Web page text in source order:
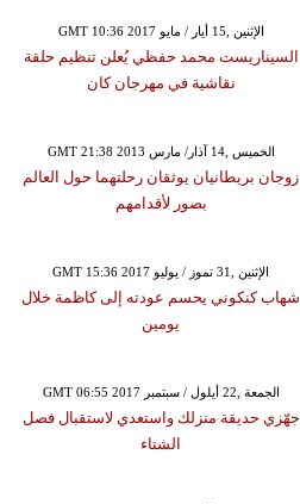
GMT 10:36 2017 الإثنين ,15 أيار / مايو
السيناريست محمد حفظي يُعلن تنظيم حلقة
نقاشية في مهرجان كان
GMT 21:38 2013 الخميس ,14 آذار/ مارس
زوجان بريطانيان يوثقان رحلتهما حول العالم
بصور لأقدامهم
GMT 15:36 2017 الإثنين ,31 تموز / يوليو
شهاب كنكوني يحسم عودته إلى كاظمة خلال
يومين
GMT 06:55 2017 الجمعة ,22 أيلول / سبتمبر
جهّزي حديقة منزلك واستعدي لاستقبال فصل
الشتاء